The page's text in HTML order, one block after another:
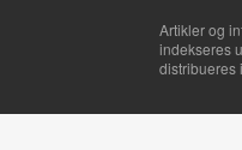
Artikler og
indekseres
distribueres